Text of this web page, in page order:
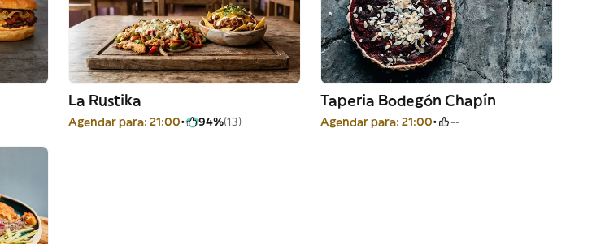
La Rustika
Agendar para: 21:00 94%(13)
Taperia Bodegón Chapín
Agendar para: 21:00 --